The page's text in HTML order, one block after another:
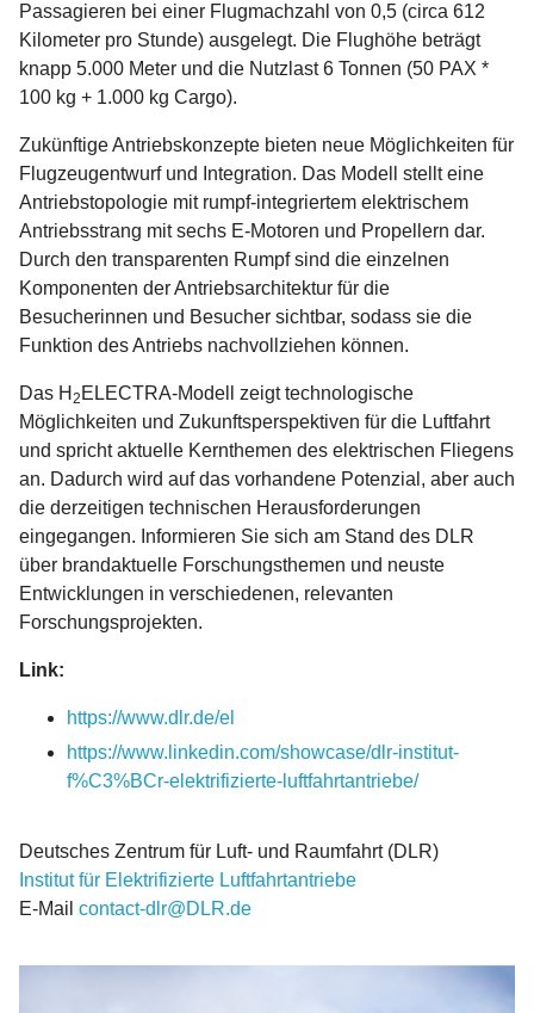
Passagieren bei einer Flugmachzahl von 0,5 (circa 612
Kilometer pro Stunde) ausgelegt. Die Flughöhe beträgt
knapp 5.000 Meter und die Nutzlast 6 Tonnen (50 PAX *
100 kg + 1.000 kg Cargo).
Zukünftige Antriebskonzepte bieten neue Möglichkeiten für
Flugzeugentwurf und Integration. Das Modell stellt eine
Antriebstopologie mit rumpf-integriertem elektrischem
Antriebsstrang mit sechs E-Motoren und Propellern dar.
Durch den transparenten Rumpf sind die einzelnen
Komponenten der Antriebsarchitektur für die
Besucherinnen und Besucher sichtbar, sodass sie die
Funktion des Antriebs nachvollziehen können.
Das H 2 ELECTRA-Modell zeigt technologische
Möglichkeiten und Zukunftsperspektiven für die Luftfahrt
und spricht aktuelle Kernthemen des elektrischen Fliegens
an. Dadurch wird auf das vorhandene Potenzial, aber auch
die derzeitigen technischen Herausforderungen
eingegangen. Informieren Sie sich am Stand des DLR
über brandaktuelle Forschungsthemen und neuste
Entwicklungen in verschiedenen, relevanten
Forschungsprojekten.
Link:
https://www.dlr.de/el
https://www.linkedin.com/showcase/dlr-institut-
f%C3%BCr-elektrifizierte-luftfahrtantriebe/
Deutsches Zentrum für Luft- und Raumfahrt (DLR)
Institut für Elektrifizierte Luftfahrtantriebe
E-Mail contact-dlr@DLR.de